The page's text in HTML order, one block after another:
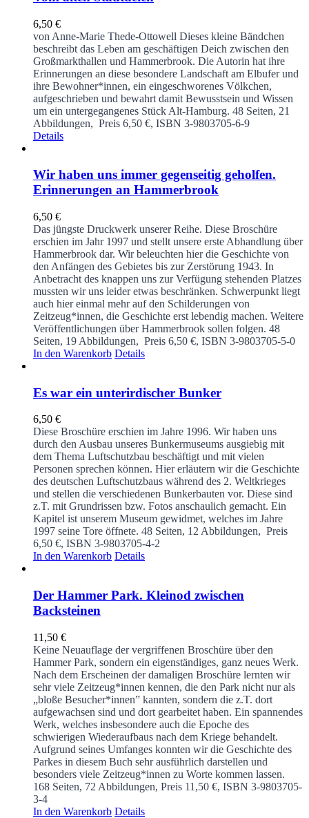
6,50 €
von Anne-Marie Thede-Ottowell Dieses kleine Bändchen
beschreibt das Leben am geschäftigen Deich zwischen den
Großmarkthallen und Hammerbrook. Die Autorin hat ihre
Erinnerungen an diese besondere Landschaft am Elbufer und
ihre Bewohner*innen, ein eingeschworenes Völkchen,
aufgeschrieben und bewahrt damit Bewusstsein und Wissen
um ein untergegangenes Stück Alt-Hamburg. 48 Seiten, 21
Abbildungen, Preis 6,50 €, ISBN 3-9803705-6-9
Details
Wir haben uns immer gegenseitig geholfen.
Erinnerungen an Hammerbrook
6,50 €
Das jüngste Druckwerk unserer Reihe. Diese Broschüre
erschien im Jahr 1997 und stellt unsere erste Abhandlung über
Hammerbrook dar. Wir beleuchten hier die Geschichte von
den Anfängen des Gebietes bis zur Zerstörung 1943. In
Anbetracht des knappen uns zur Verfügung stehenden Platzes
mussten wir uns leider etwas beschränken. Schwerpunkt liegt
auch hier einmal mehr auf den Schilderungen von
Zeitzeug*innen, die Geschichte erst lebendig machen. Weitere
Veröffentlichungen über Hammerbrook sollen folgen. 48
Seiten, 19 Abbildungen, Preis 6,50 €, ISBN 3-9803705-5-0
In den Warenkorb Details
Es war ein unterirdischer Bunker
6,50 €
Diese Broschüre erschien im Jahre 1996. Wir haben uns
durch den Ausbau unseres Bunkermuseums ausgiebig mit
dem Thema Luftschutzbau beschäftigt und mit vielen
Personen sprechen können. Hier erläutern wir die Geschichte
des deutschen Luftschutzbaus während des 2. Weltkrieges
und stellen die verschiedenen Bunkerbauten vor. Diese sind
z.T. mit Grundrissen bzw. Fotos anschaulich gemacht. Ein
Kapitel ist unserem Museum gewidmet, welches im Jahre
1997 seine Tore öffnete. 48 Seiten, 12 Abbildungen, Preis
6,50 €, ISBN 3-9803705-4-2
In den Warenkorb Details
Der Hammer Park. Kleinod zwischen
Backsteinen
11,50 €
Keine Neuauflage der vergriffenen Broschüre über den
Hammer Park, sondern ein eigenständiges, ganz neues Werk.
Nach dem Erscheinen der damaligen Broschüre lernten wir
sehr viele Zeitzeug*innen kennen, die den Park nicht nur als
„bloße Besucher*innen” kannten, sondern die z.T. dort
aufgewachsen sind und dort gearbeitet haben. Ein spannendes
Werk, welches insbesondere auch die Epoche des
schwierigen Wiederaufbaus nach dem Kriege behandelt.
Aufgrund seines Umfanges konnten wir die Geschichte des
Parkes in diesem Buch sehr ausführlich darstellen und
besonders viele Zeitzeug*innen zu Worte kommen lassen.
168 Seiten, 72 Abbildungen, Preis 11,50 €, ISBN 3-9803705-
3-4
In den Warenkorb Details